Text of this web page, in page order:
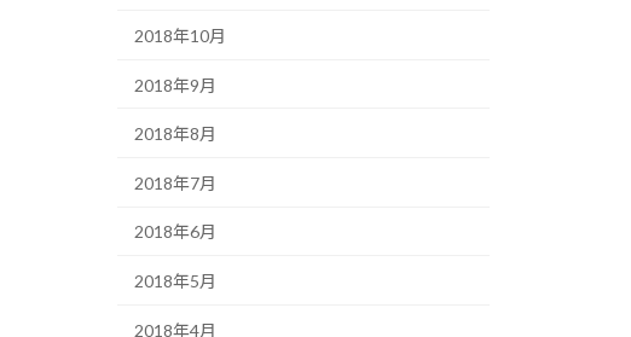
2018年10月
2018年9月
2018年8月
2018年7月
2018年6月
2018年5月
2018年4月